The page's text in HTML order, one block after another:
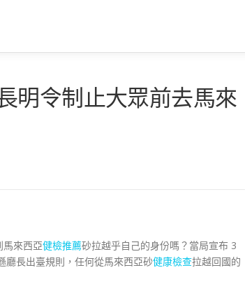
明令制止大眾前去馬來
來西亞健檢推薦砂拉越乎自己的身份嗎？當局宣布 3
廳長出臺規則，任何從馬來西亞砂健康檢查拉越回國的